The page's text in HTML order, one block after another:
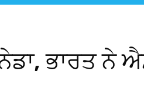
ਭਾਰਤ ਨੇ